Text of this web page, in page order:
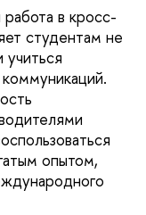
в кросс-
студентам не
опытом,